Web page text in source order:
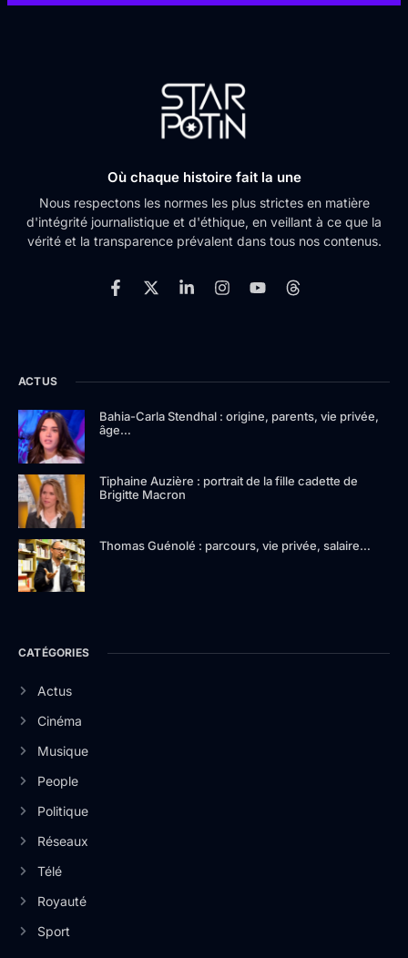
Où chaque histoire fait la une
Nous respectons les normes les plus strictes en matière
d'intégrité journalistique et d'éthique, en veillant à ce que la
vérité et la transparence prévalent dans tous nos contenus.
ACTUS
Bahia-Carla Stendhal : origine, parents, vie privée,
âge…
Tiphaine Auzière : portrait de la fille cadette de
Brigitte Macron
Thomas Guénolé : parcours, vie privée, salaire…
CATÉGORIES
Actus
Cinéma
Musique
People
Politique
Réseaux
Télé
Royauté
Sport